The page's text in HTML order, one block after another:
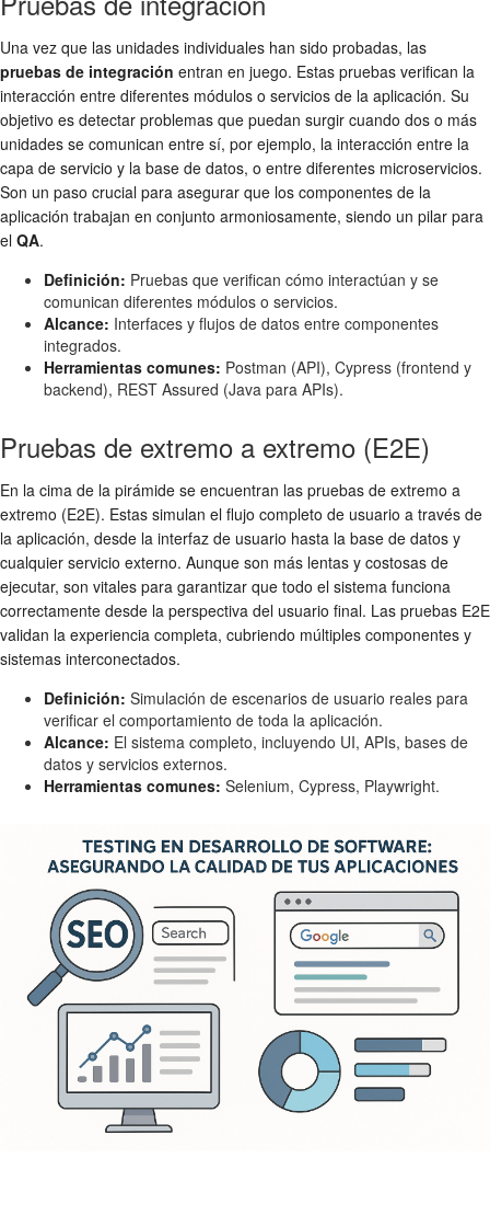
Una vez que las unidades individuales han sido probadas, las
pruebas de integración entran en juego. Estas pruebas verifican la
interacción entre diferentes módulos o servicios de la aplicación. Su
objetivo es detectar problemas que puedan surgir cuando dos o más
unidades se comunican entre sí, por ejemplo, la interacción entre la
capa de servicio y la base de datos, o entre diferentes microservicios.
Son un paso crucial para asegurar que los componentes de la
aplicación trabajan en conjunto armoniosamente, siendo un pilar para
el QA.
Definición: Pruebas que verifican cómo interactúan y se
comunican diferentes módulos o servicios.
Alcance: Interfaces y flujos de datos entre componentes
integrados.
Herramientas comunes: Postman (API), Cypress (frontend y
backend), REST Assured (Java para APIs).
Pruebas de extremo a extremo (E2E)
En la cima de la pirámide se encuentran las pruebas de extremo a
extremo (E2E). Estas simulan el flujo completo de usuario a través de
la aplicación, desde la interfaz de usuario hasta la base de datos y
cualquier servicio externo. Aunque son más lentas y costosas de
ejecutar, son vitales para garantizar que todo el sistema funciona
correctamente desde la perspectiva del usuario final. Las pruebas E2E
validan la experiencia completa, cubriendo múltiples componentes y
sistemas interconectados.
Definición: Simulación de escenarios de usuario reales para
verificar el comportamiento de toda la aplicación.
Alcance: El sistema completo, incluyendo UI, APIs, bases de
datos y servicios externos.
Herramientas comunes: Selenium, Cypress, Playwright.